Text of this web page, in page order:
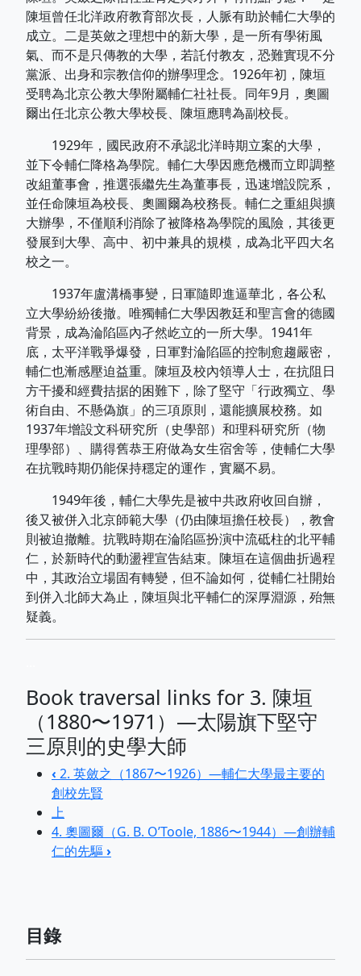
陳垣曾任北洋政府教育部次長，人脈有助於輔仁大學的
成立。二是英斂之理想中的新大學，是一所有學術風
氣、而不是只傳教的大學，若託付教友，恐難實現不分
黨派、出身和宗教信仰的辦學理念。1926年初，陳垣
受聘為北京公教大學附屬輔仁社社長。同年9月，奧圖
爾出任北京公教大學校長、陳垣應聘為副校長。
1929年，國民政府不承認北洋時期立案的大學，
並下令輔仁降格為學院。輔仁大學因應危機而立即調整
改組董事會，推選張繼先生為董事長，迅速增設院系，
並任命陳垣為校長、奧圖爾為校務長。輔仁之重組與擴
大辦學，不僅順利消除了被降格為學院的風險，其後更
發展到大學、高中、初中兼具的規模，成為北平四大名
校之一。
1937年盧溝橋事變，日軍隨即進逼華北，各公私
立大學紛紛後撤。唯獨輔仁大學因教廷和聖言會的德國
背景，成為淪陷區內孑然屹立的一所大學。1941年
底，太平洋戰爭爆發，日軍對淪陷區的控制愈趨嚴密，
輔仁也漸感壓迫益重。陳垣及校內領導人士，在抗阻日
方干擾和經費拮据的困難下，除了堅守「行政獨立、學
術自由、不懸偽旗」的三項原則，還能擴展校務。如
1937年增設文科研究所（史學部）和理科研究所（物
理學部）、購得舊恭王府做為女生宿舍等，使輔仁大學
在抗戰時期仍能保持穩定的運作，實屬不易。
1949年後，輔仁大學先是被中共政府收回自辦，
後又被併入北京師範大學（仍由陳垣擔任校長），教會
則被迫撤離。抗戰時期在淪陷區扮演中流砥柱的北平輔
仁，於新時代的動盪裡宣告結束。陳垣在這個曲折過程
中，其政治立場固有轉變，但不論如何，從輔仁社開始
到併入北師大為止，陳垣與北平輔仁的深厚淵源，殆無
疑義。
Book traversal links for 3. 陳垣
（1880〜1971）—太陽旗下堅守
三原則的史學大師
‹ 2. 英斂之（1867〜1926）—輔仁大學最主要的
創校先賢
上
4. 奧圖爾（G. B. O’Toole, 1886〜1944）—創辦輔
仁的先驅›
目錄